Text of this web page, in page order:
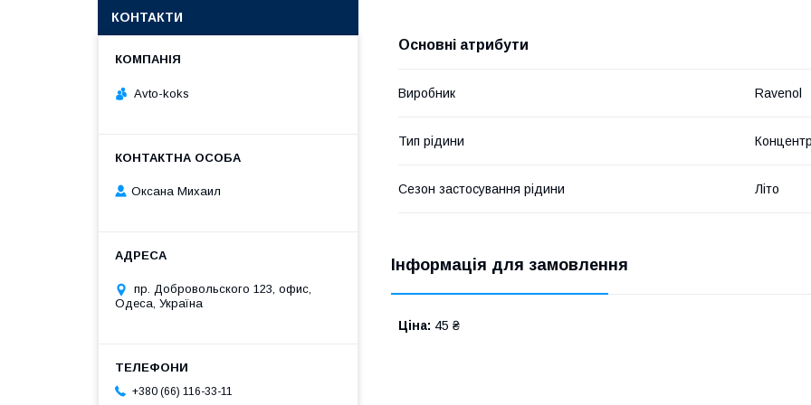
Основні атрибути
Виробник Ravenol
Тип рідини
Сезон застосування рідини Літо
Інформація для замовлення
Ціна: 45 ₴
КОНТАКТИ
Avto-koks
Оксана Михаил
пр. Добровольского 123, офис,
Одеса, Україна
+380 (66) 116-33-11